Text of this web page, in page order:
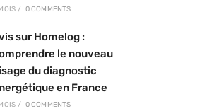
/ 0 COMMENTS
sur Homelog :
le nouveau
du diagnostic
en France
/ 0 COMMENTS